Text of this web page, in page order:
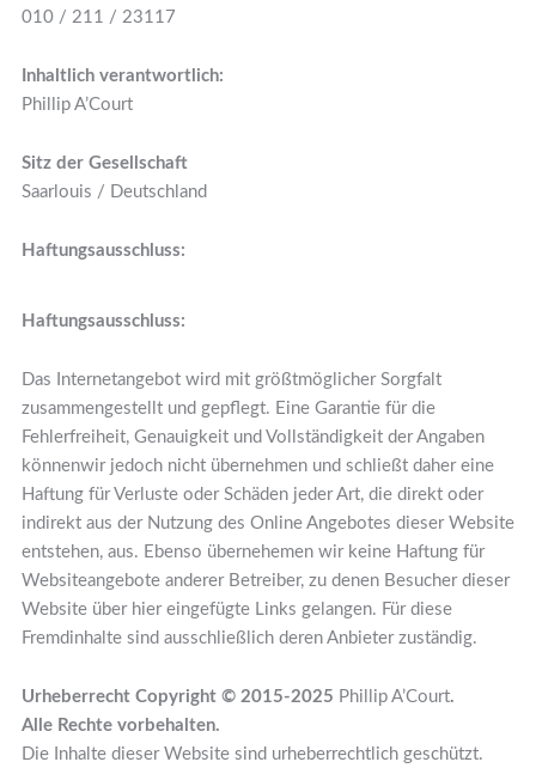
010 / 211 / 23117
Inhaltlich verantwortlich:
Phillip A’Court
Sitz der Gesellschaft
Saarlouis / Deutschland
Haftungsausschluss:
Haftungsausschluss:
Das Internetangebot wird mit größtmöglicher Sorgfalt
zusammengestellt und gepflegt. Eine Garantie für die
Fehlerfreiheit, Genauigkeit und Vollständigkeit der Angaben
könnenwir jedoch nicht übernehmen und schließt daher eine
Haftung für Verluste oder Schäden jeder Art, die direkt oder
indirekt aus der Nutzung des Online Angebotes dieser Website
entstehen, aus. Ebenso übernehemen wir keine Haftung für
Websiteangebote anderer Betreiber, zu denen Besucher dieser
Website über hier eingefügte Links gelangen. Für diese
Fremdinhalte sind ausschließlich deren Anbieter zuständig.
Urheberrecht Copyright © 2015-2025 Phillip A’Court.
Alle Rechte vorbehalten.
Die Inhalte dieser Website sind urheberrechtlich geschützt.